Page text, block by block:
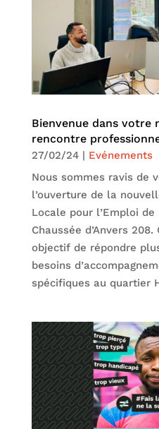
Bienvenue dans votre
rencontre
27/02/24| Evénements
Nous sommes ravis de
l’ouverture de la
Locale pour l’Emploi
Chaussée d’Anvers
objectif de répondre
besoins
spécifiques au quartier